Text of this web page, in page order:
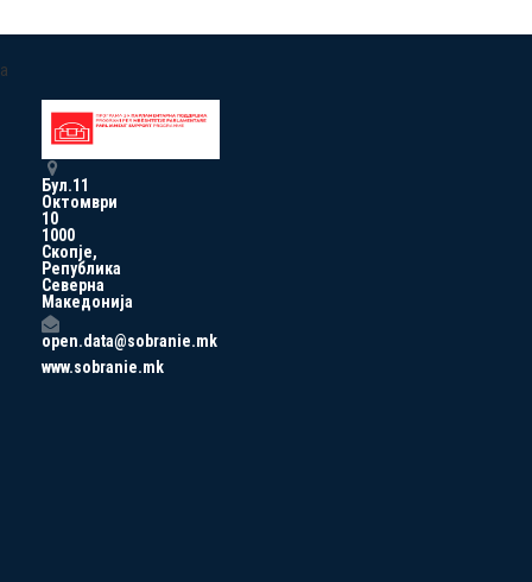
a
Бул.11
Октомври
10
1000
Скопје,
Република
Северна
Македонија
open.data@sobranie.mk
www.sobranie.mk